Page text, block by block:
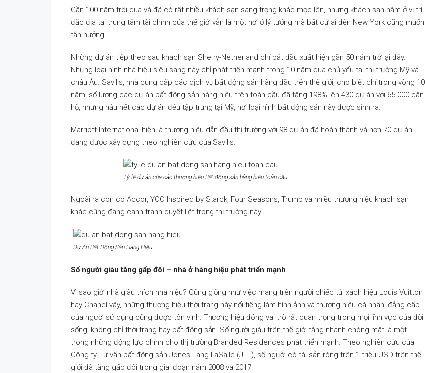
Gần 100 năm trôi qua và đã có rất nhiều khách sạn sang trọng khác mọc lên, nhưng khách sạn nằm ở vị trí
đắc địa tại trung tâm tài chính của thế giới vẫn là một nơi ở lý tưởng mà bất cứ ai đến New York cũng muốn
tận hưởng.
Những dự án tiếp theo sau khách sạn Sherry-Netherland chỉ bắt đầu xuất hiện gần 50 năm trở lại đây.
Nhưng loại hình nhà hiệu siêu sang này chỉ phát triển mạnh trong 10 năm qua chủ yếu tại thị trường Mỹ và
châu Âu. Savills, nhà cung cấp các dịch vụ bất động sản hàng đầu trên thế giới, cho biết chỉ trong vòng 10
năm, số lượng các dự án bất động sản hàng hiệu trên toàn cầu đã tăng 198% lên 430 dự án với 65.000 căn
hộ, nhưng hầu hết các dự án đều tập trung tại Mỹ, nơi loại hình bất động sản này được sinh ra.
Marriott International hiện là thương hiệu dẫn đầu thị trường với 98 dự án đã hoàn thành và hơn 70 dự án
đang được xây dựng theo nghiên cứu của Savills.
Tỷ lệ dự án của các thương hiệu Bất động sản hàng hiệu toàn cầu
Ngoài ra còn có Accor, YOO Inspired by Starck, Four Seasons, Trump và nhiều thương hiệu khách sạn
khác cũng đang cạnh tranh quyết liệt trong thị trường này.
Dự Án Bất Động Sản Hàng Hiệu
Số người giàu tăng gấp đôi – nhà ở hàng hiệu phát triển mạnh
Vì sao giới nhà giàu thích nhà hiệu? Cũng giống như việc mang trên người chiếc túi xách hiệu Louis Vuitton
hay Chanel vậy, những thương hiệu thời trang này nổi tiếng làm hình ảnh và thương hiệu cá nhân, đẳng cấp
của người sử dụng cũng được tôn vinh. Thương hiệu đóng vai trò rất quan trọng trong mọi lĩnh vực của đời
sống, không chỉ thời trang hay bất động sản. Số người giàu trên thế giới tăng nhanh chóng mặt là một
trong những động lực chính cho thị trường Branded Residences phát triển mạnh. Theo nghiên cứu của
Công ty Tư vấn bất động sản Jones Lang LaSalle (JLL), số người có tài sản ròng trên 1 triệu USD trên thế
giới đã tăng gấp đôi trong giai đoạn năm 2008 và 2017.